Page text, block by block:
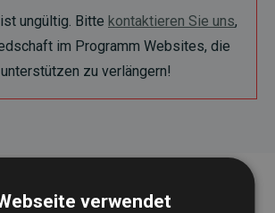
ungültig. Bitte kontaktieren Sie uns,
im Programm Websites, die
zu verlängern!
verwendet